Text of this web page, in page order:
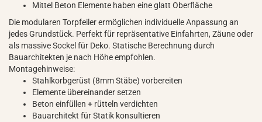
Mittel Beton Elemente haben eine glatt Oberfläche
Die modularen Torpfeiler ermöglichen individuelle Anpassung an
jedes Grundstück. Perfekt für repräsentative Einfahrten, Zäune oder
als massive Sockel für Deko. Statische Berechnung durch
Bauarchitekten je nach Höhe empfohlen.
Montagehinweise:
Stahlkorbgerüst (8mm Stäbe) vorbereiten
Elemente übereinander setzen
Beton einfüllen + rütteln verdichten
Bauarchitekt für Statik konsultieren